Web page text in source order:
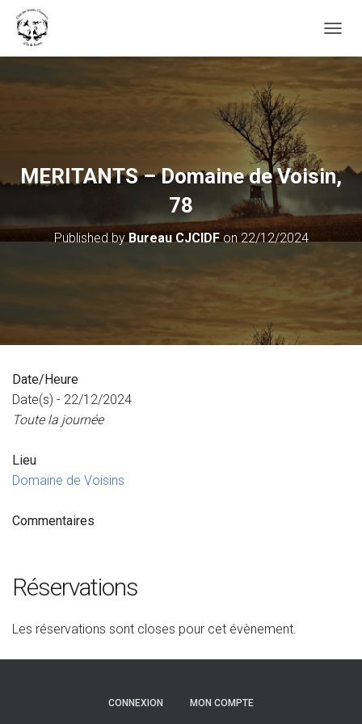
MERITANTS – Domaine de Voisin,
78
Published byBureau CJCIDFon22/12/2024
Date/Heure
Date(s) - 22/12/2024
Toute la journée
Lieu
Domaine de Voisins
Commentaires
Réservations
Les réservations sont closes pour cet évènement.
CONNEXION MON COMPTE